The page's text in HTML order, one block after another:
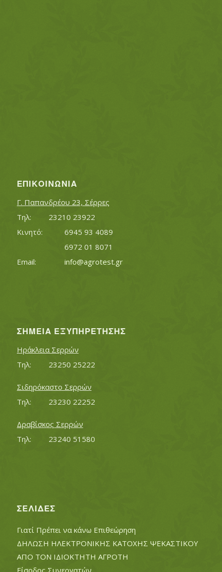
ΕΠΙΚΟΙΝΩΝΊΑ
Γ. Παπανδρέου 23, Σέρρες
Τηλ:		23210 23922
Κινητό:		6945 93 4089
			6972 01 8071
info@agrotest.gr
ΣΗΜΕΊΑ ΕΞΥΠΗΡΈΤΗΣΗΣ
Ηράκλεια Σερρών
Τηλ:		23250 25222
Σιδηρόκαστο Σερρών
Τηλ:		23230 22252
Δραβίσκος Σερρών
Τηλ:		23240 51580
ΣΕΛΊΔΕΣ
Γιατί Πρέπει να κάνω Επιθεώρηση
ΔΗΛΩΣΗ ΗΛΕΚΤΡΟΝΙΚΗΣ ΚΑΤΟΧΗΣ ΨΕΚΑΣΤΙΚΟΥ
ΑΠΟ ΤΟΝ ΙΔΙΟΚΤΗΤΗ ΑΓΡΟΤΗ